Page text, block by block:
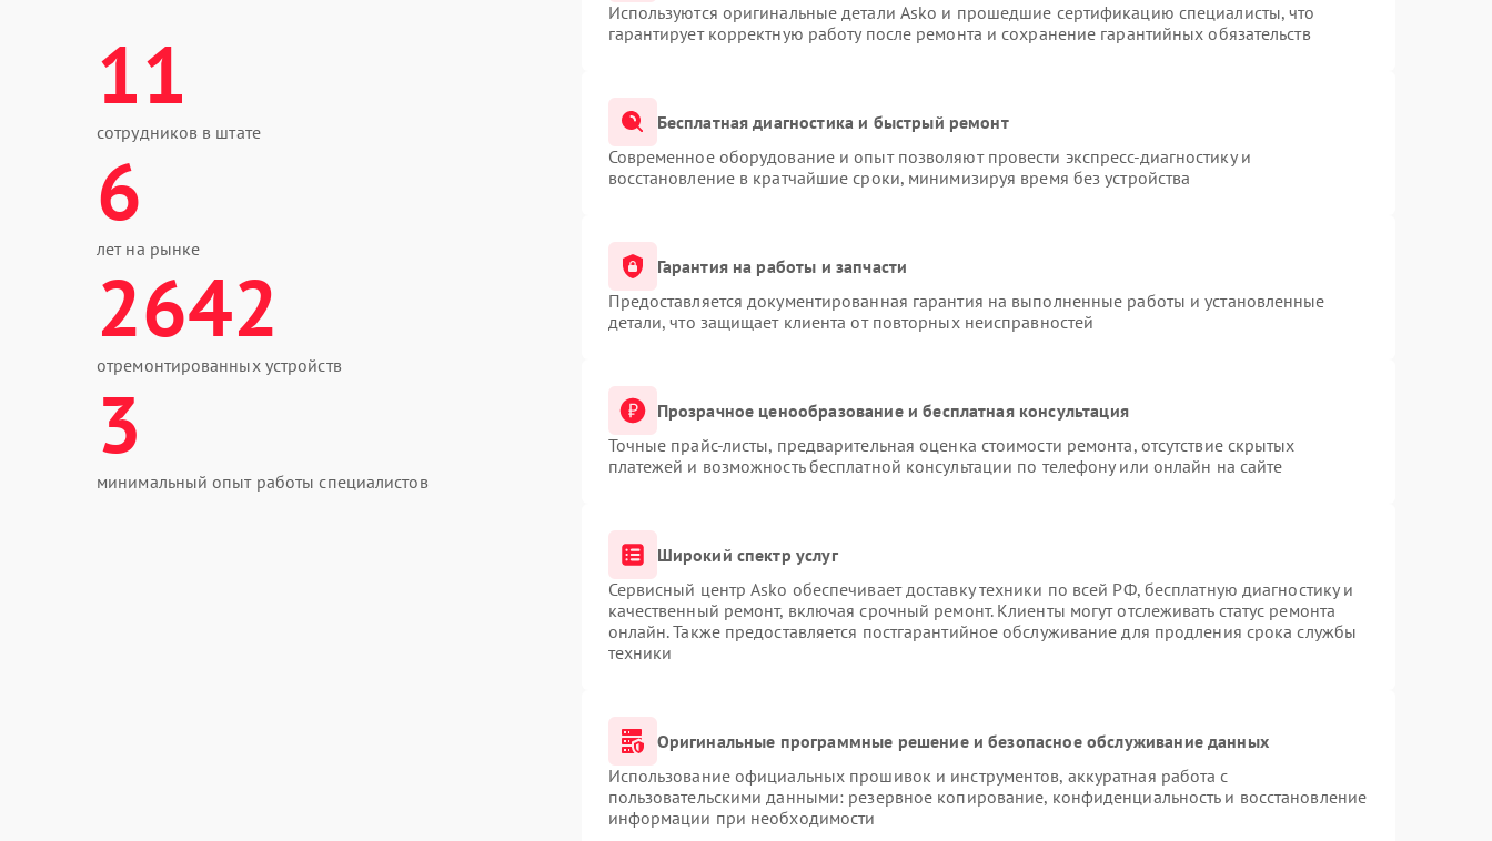
11
сотрудников в штате
6
лет на рынке
2642
отремонтированных устройств
3
минимальный опыт работы специалистов
Используются оригинальные детали Asko и прошедшие сертификацию специалисты, что
гарантирует корректную работу после ремонта и сохранение гарантийных обязательств
Бесплатная диагностика и быстрый ремонт
Современное оборудование и опыт позволяют провести экспресс-диагностику и
восстановление в кратчайшие сроки, минимизируя время без устройства
Гарантия на работы и запчасти
Предоставляется документированная гарантия на выполненные работы и установленные
детали, что защищает клиента от повторных неисправностей
Прозрачное ценообразование и бесплатная консультация
Точные прайс-листы, предварительная оценка стоимости ремонта, отсутствие скрытых
платежей и возможность бесплатной консультации по телефону или онлайн на сайте
Широкий спектр услуг
Сервисный центр Asko обеспечивает доставку техники по всей РФ, бесплатную диагностику и
качественный ремонт, включая срочный ремонт. Клиенты могут отслеживать статус ремонта
онлайн. Также предоставляется постгарантийное обслуживание для продления срока службы
техники
Оригинальные программные решение и безопасное обслуживание данных
Использование официальных прошивок и инструментов, аккуратная работа с
пользовательскими данными: резервное копирование, конфиденциальность и восстановление
информации при необходимости